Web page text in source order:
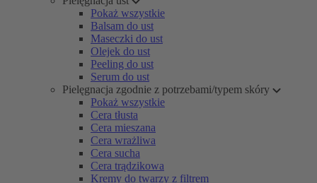
Pokaż wszystkie
Balsam do ust
Maseczki do ust
Olejek do ust
Peeling do ust
Serum do ust
Pielęgnacja zgodnie z potrzebami/typem skóry
Pokaż wszystkie
Cera tłusta
Cera mieszana
Cera wrażliwa
Cera sucha
Cera trądzikowa
Kremy do twarzy z filtrem